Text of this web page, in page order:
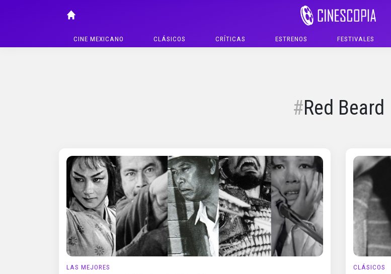
CINE MEXICANO CLÁSICOS CRÍTICAS ESTRENOS FESTIVALES
Red Beard
LAS MEJORES CLÁSICOS